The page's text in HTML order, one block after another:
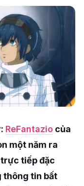
ReFantaziocủa
một năm ra
tiếp đặc
thông tin bất